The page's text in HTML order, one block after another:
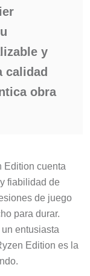
y
calidad
obra
Edition cuenta
fiabilidad de
de juego
para durar.
entusiasta
Edition es la